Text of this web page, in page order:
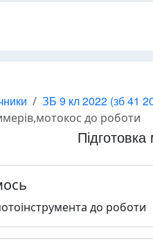
ЗБ 9 кл 2022 (зб 41
до роботи
до роботи